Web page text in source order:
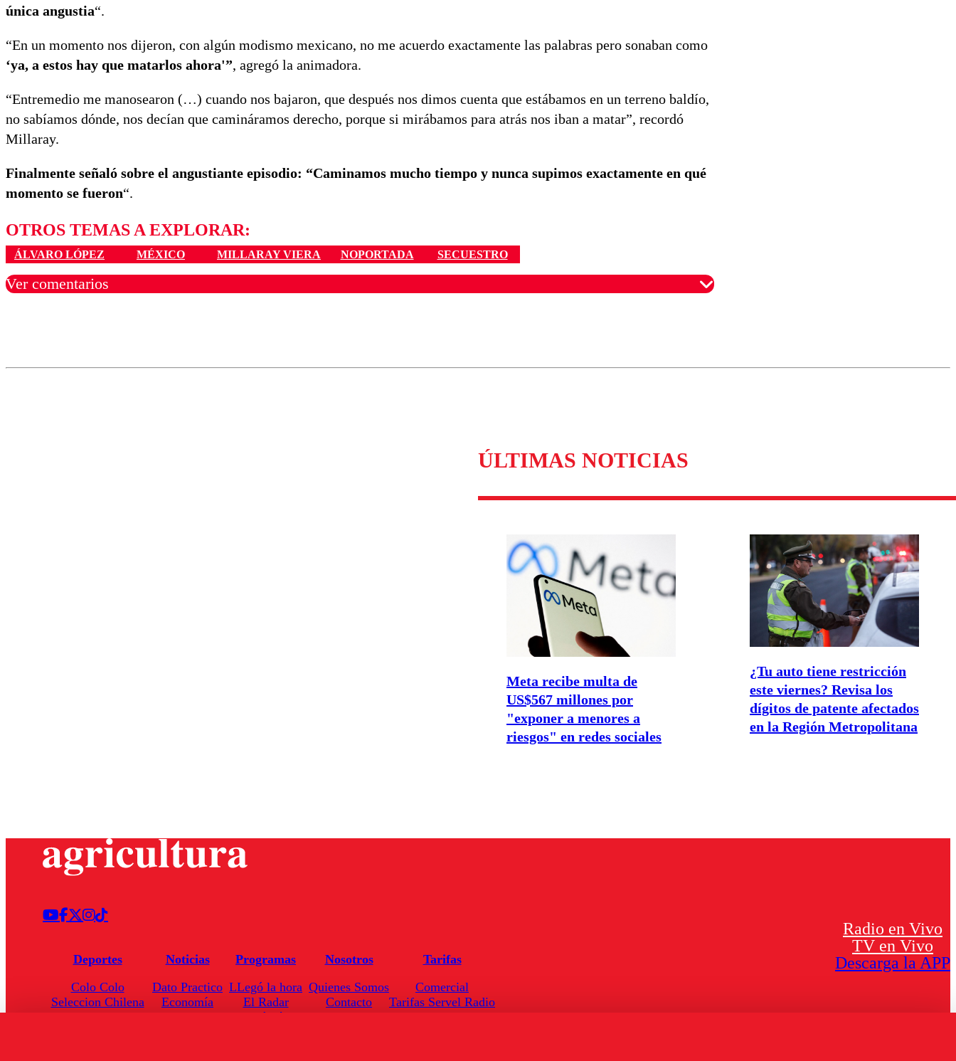
única angustia“.
“En un momento nos dijeron, con algún modismo mexicano, no me acuerdo exactamente las palabras pero sonaban como
‘ya, a estos hay que matarlos ahora'”, agregó la animadora.
“Entremedio me manosearon (…) cuando nos bajaron, que después nos dimos cuenta que estábamos en un terreno baldío,
no sabíamos dónde, nos decían que camináramos derecho, porque si mirábamos para atrás nos iban a matar”, recordó
Millaray.
Finalmente señaló sobre el angustiante episodio: “Caminamos mucho tiempo y nunca supimos exactamente en qué
momento se fueron“.
OTROS TEMAS A EXPLORAR:
ÁLVARO LÓPEZ MÉXICO MILLARAY VIERA NOPORTADA SECUESTRO
Ver comentarios
ÚLTIMAS NOTICIAS
Meta recibe multa de
US$567 millones por
"exponer a menores a
riesgos" en redes sociales
¿Tu auto tiene restricción
este viernes? Revisa los
dígitos de patente afectados
en la Región Metropolitana
Deportes
Colo Colo
Seleccion Chilena
Noticias
Dato Practico
Economía
Programas
LLegó la hora
El Radar
Enfoqué Público
Nosotros
Quienes Somos
Contacto
Tarifas
Comercial
Tarifas Servel Radio
Radio en Vivo
TV en Vivo
Descarga la APP